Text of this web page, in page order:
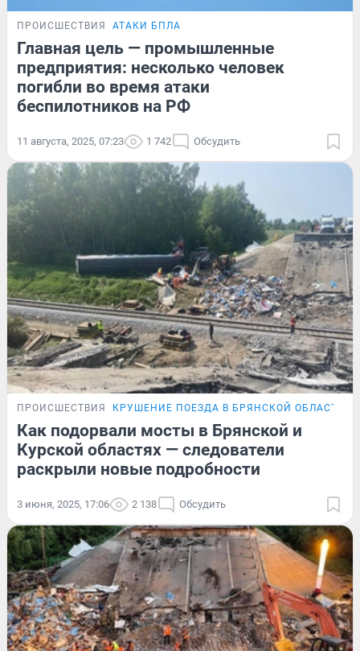
ПРОИСШЕСТВИЯ АТАКИ БПЛА
Главная цель — промышленные
предприятия: несколько человек
погибли во время атаки
беспилотников на РФ
11 августа, 2025, 07:23 1 742 Обсудить
ПРОИСШЕСТВИЯ КРУШЕНИЕ ПОЕЗДА В БРЯНСКОЙ ОБЛАСТИ
Как подорвали мосты в Брянской и
Курской областях — следователи
раскрыли новые подробности
3 июня, 2025, 17:06 2 138 Обсудить